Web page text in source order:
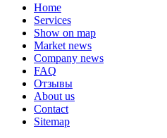
Home
Services
Show on map
Market news
Company news
FAQ
Отзывы
About us
Contact
Sitemap